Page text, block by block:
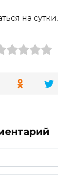
на сутки.